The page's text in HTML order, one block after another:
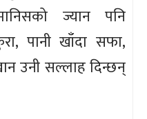
ज्यान पनि
पानी खाँदा सफा,
उनी सल्लाह दिन्छन्